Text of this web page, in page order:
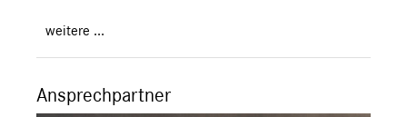
weitere ...
Ansprechpartner